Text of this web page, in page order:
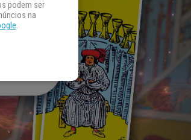
podem ser
na
.